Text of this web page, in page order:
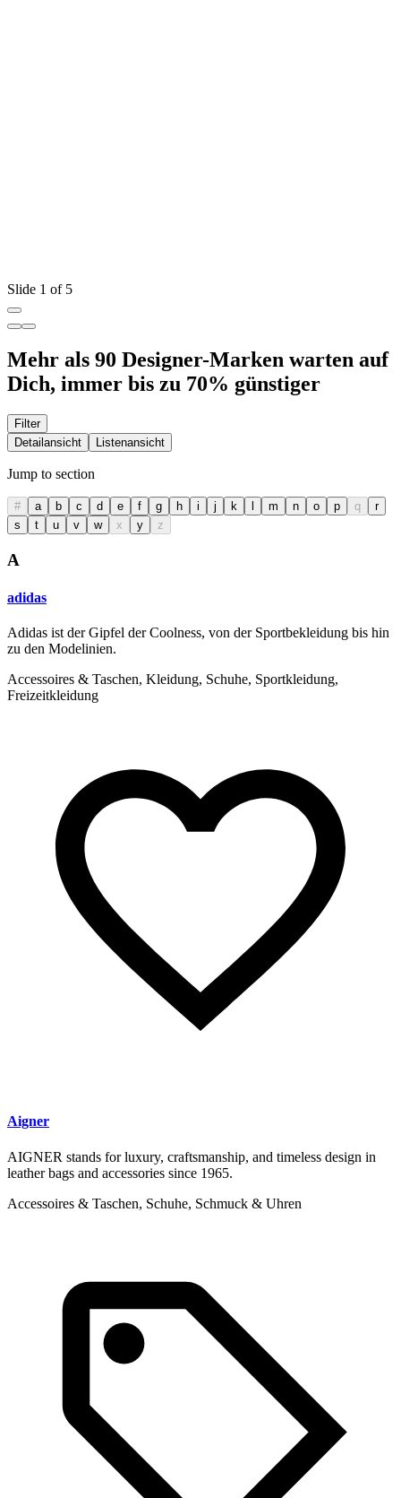
Slide 1 of 5
Mehr als 90 Designer-Marken warten auf
Dich, immer bis zu 70% günstiger
Filter
Detailansicht
Listenansicht
Jump to section
# a b c d e f g h i j k l m n o p q
r
s
t u v w x y z
A
adidas
Adidas ist der Gipfel der Coolness, von der Sportbekleidung bis hin
zu den Modelinien.
Accessoires & Taschen, Kleidung, Schuhe, Sportkleidung,
Freizeitkleidung
Aigner
AIGNER stands for luxury, craftsmanship, and timeless design in
leather bags and accessories since 1965.
Accessoires & Taschen, Schuhe, Schmuck & Uhren